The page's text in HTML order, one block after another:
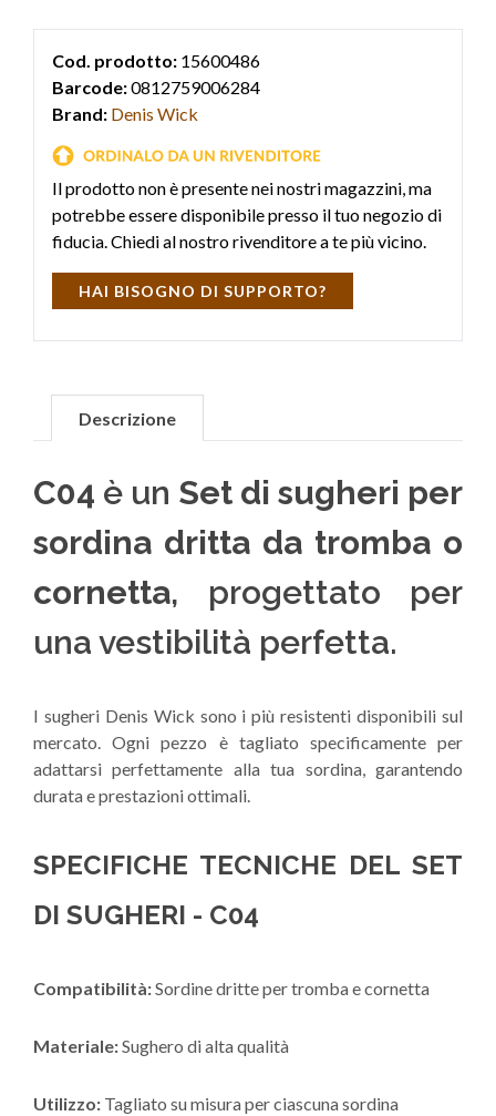
Cod. prodotto: 15600486
Barcode:0812759006284
Brand: Denis Wick
Il prodotto non è presente nei nostri magazzini, ma
potrebbe essere disponibile presso il tuo negozio di
fiducia. Chiedi al nostro rivenditore a te più vicino.
HAI BISOGNO DI SUPPORTO?
Descrizione
C04 è un Set di sugheri per
sordina dritta da tromba o
cornetta, progettato per
una vestibilità perfetta.
I sugheri Denis Wick sono i più resistenti disponibili sul
mercato. Ogni pezzo è tagliato specificamente per
adattarsi perfettamente alla tua sordina, garantendo
durata e prestazioni ottimali.
SPECIFICHE TECNICHE DEL SET
DI SUGHERI - C04
Compatibilità:Sordine dritte per tromba e cornetta
Materiale:Sughero di alta qualità
Utilizzo: Tagliato su misura per ciascuna sordina